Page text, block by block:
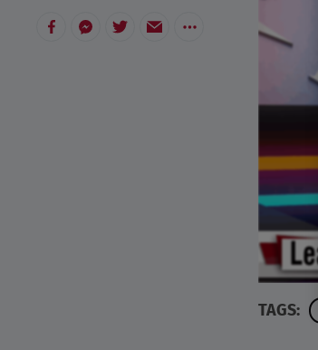
TAGS: